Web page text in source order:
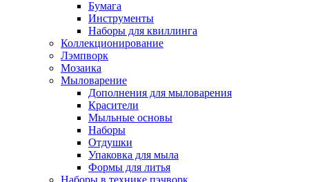
Бумага
Инструменты
Наборы для квиллинга
Коллекционирование
Лэмпворк
Мозаика
Мыловарение
Дополнения для мыловарения
Красители
Мыльные основы
Наборы
Отдушки
Упаковка для мыла
Формы для литья
Наборы в технике пэчворк